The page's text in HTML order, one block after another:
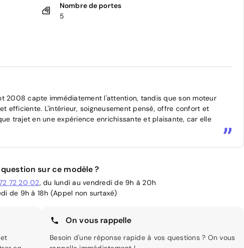
Nombre de portes
5
2008 capte immédiatement l'attention, tandis que son moteur
efficiente. L'intérieur, soigneusement pensé, offre confort et
trajet en une expérience enrichissante et plaisante, car elle
question sur ce modèle ?
72 20 02, du lundi au vendredi de 9h à 20h
de 9h à 18h (Appel non surtaxé)
On vous rappelle
Besoin d'une réponse rapide à vos questions ? On vous